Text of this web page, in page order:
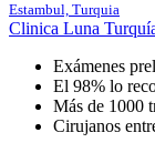
Estambul, Turquia
Clinica Luna
Exámenes
El 98% lo
Más de 1000
Cirujanos